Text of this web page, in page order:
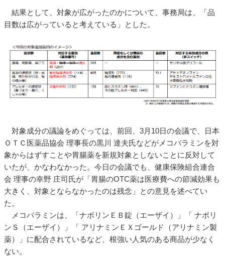
結果として、対象が広がったのかについて、事務局は、「品
目数は広がっていると考えている」とした。
対象成分の議論をめぐっては、前回、3月10日の会議で、日本
ＯＴＣ医薬品協会 理事長の黒川 達夫氏などがメコバラミンを対
象からはずすことや胃腸薬を新規対象としないことに反対して
いたが、かなわなかった。今日の会議でも、健康保険組合連合
会 理事の幸野 庄司氏が「胃腸のOTC薬は医療費への節減効果も
大きく、対象とならなかったのは残念」との意見を述べてい
た。
メコバラミンは、「ナボリンＥＢ錠（エーザイ）」「 ナボリ
ンＳ（エーザイ）」「 アリナミンＥＸゴールド（アリナミン製
薬）」に配合されているなど、根強い人気のある商品が少なく
ない。